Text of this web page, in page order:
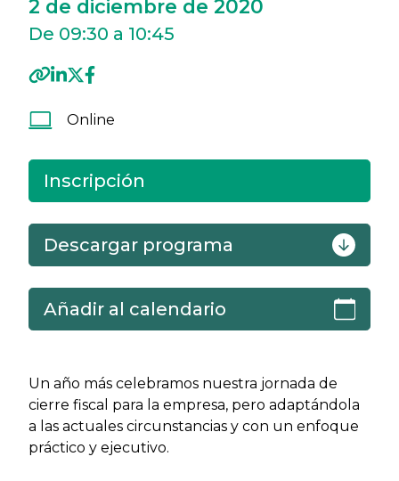
2 de diciembre de 2020
De 09:30 a 10:45
Online
Inscripción
Descargar programa
Añadir al calendario
Un año más celebramos nuestra jornada de
cierre fiscal para la empresa, pero adaptándola
a las actuales circunstancias y con un enfoque
práctico y ejecutivo.